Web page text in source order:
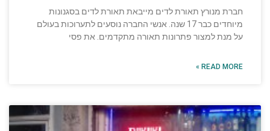
חברת מנורץ תאורת לדים מייבאת תאורת לדים בסגנונות
מיוחדים כבר 17 שנה. אנשי החברה נוסעים לתערוכות בעולם
על מנת למצור פתרונות תאורה מתקדמים. את פסי
READ MORE »